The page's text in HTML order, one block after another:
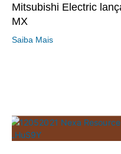
Mitsubishi Electric
MX
Saiba Mais